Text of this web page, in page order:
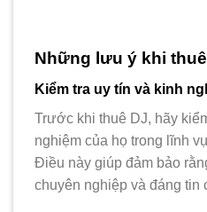
Những lưu ý khi
Kiểm tra uy tín và kinh
Trước khi thuê DJ, hãy
nghiệm của họ trong lĩnh
Điều này giúp đảm bảo
chuyên nghiệp và đáng tin